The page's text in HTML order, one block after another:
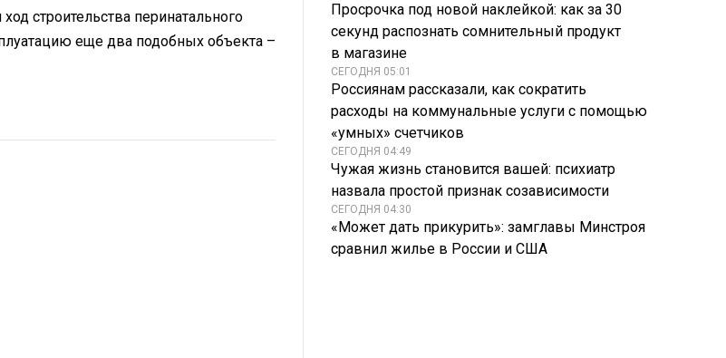
строительства перинатального
еще два подобных объекта –
Просрочка под новой наклейкой: как за 30
секунд распознать сомнительный продукт
в магазине
СЕГОДНЯ 05:01
Россиянам рассказали, как сократить
расходы на коммунальные услуги с помощью
«умных» счетчиков
СЕГОДНЯ 04:49
Чужая жизнь становится вашей: психиатр
назвала простой признак созависимости
СЕГОДНЯ 04:30
«Может дать прикурить»: замглавы Минстроя
сравнил жилье в России и США